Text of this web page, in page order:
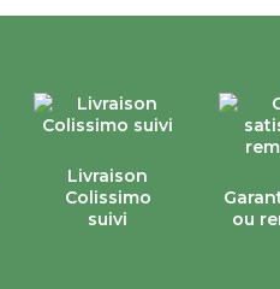
Livraison
Colissimo
suivi
ou